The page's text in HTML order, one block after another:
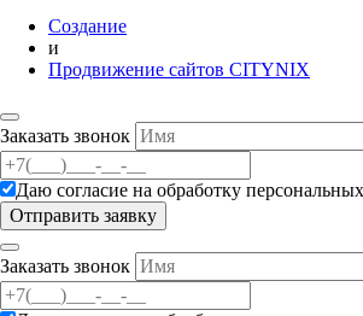
Создание
и
Продвижение сайтов CITYNIX
Заказать звонок
Даю согласие на обработку
Заказать звонок